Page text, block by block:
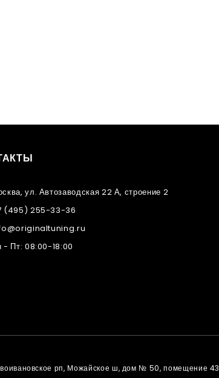
ул. Автозаводская 22 А, строение 2
(495) 255-33-36
- Пт: 08:00-18:00
рп, Можайское ш, дом № 50, помещение 43